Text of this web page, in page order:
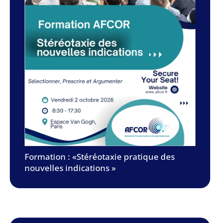
Formation : «Stéréotaxie pratique des
nouvelles indications »